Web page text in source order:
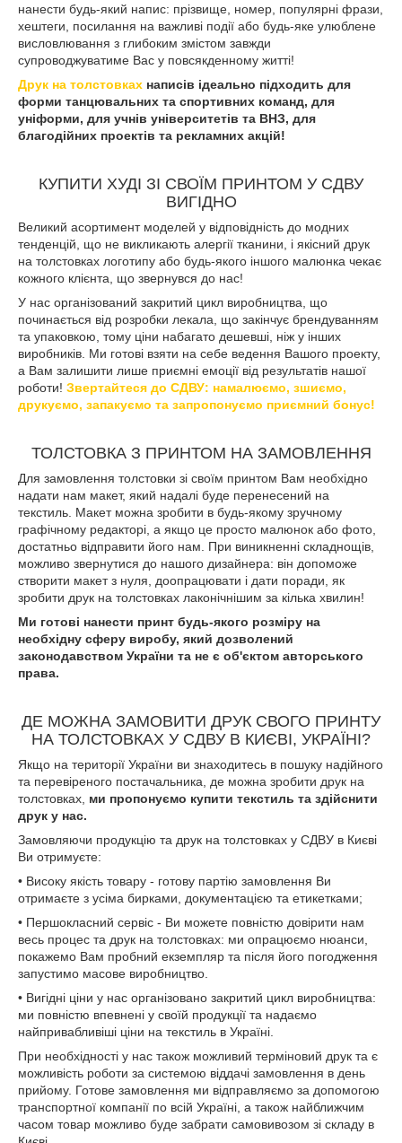
нанести будь-який напис: прізвище, номер, популярні фрази,
хештеги, посилання на важливі події або будь-яке улюблене
висловлювання з глибоким змістом завжди
супроводжуватиме Вас у повсякденному житті!
Друк на толстовках написів ідеально підходить для
форми танцювальних та спортивних команд, для
уніформи, для учнів університетів та ВНЗ, для
благодійних проектів та рекламних акцій!
КУПИТИ ХУДІ ЗІ СВОЇМ ПРИНТОМ У СДВУ
ВИГІДНО
Великий асортимент моделей у відповідність до модних
тенденцій, що не викликають алергії тканини, і якісний друк
на толстовках логотипу або будь-якого іншого малюнка чекає
кожного клієнта, що звернувся до нас!
У нас організований закритий цикл виробництва, що
починається від розробки лекала, що закінчує брендуванням
та упаковкою, тому ціни набагато дешевші, ніж у інших
виробників. Ми готові взяти на себе ведення Вашого проекту,
а Вам залишити лише приємні емоції від результатів нашої
роботи! Звертайтеся до СДВУ: намалюємо, зшиємо,
друкуємо, запакуємо та запропонуємо приємний бонус!
ТОЛСТОВКА З ПРИНТОМ НА ЗАМОВЛЕННЯ
Для замовлення толстовки зі своїм принтом Вам необхідно
надати нам макет, який надалі буде перенесений на
текстиль. Макет можна зробити в будь-якому зручному
графічному редакторі, а якщо це просто малюнок або фото,
достатньо відправити його нам. При виникненні складнощів,
можливо звернутися до нашого дизайнера: він допоможе
створити макет з нуля, доопрацювати і дати поради, як
зробити друк на толстовках лаконічнішим за кілька хвилин!
Ми готові нанести принт будь-якого розміру на
необхідну сферу виробу, який дозволений
законодавством України та не є об'єктом авторського
права.
ДЕ МОЖНА ЗАМОВИТИ ДРУК СВОГО ПРИНТУ
НА ТОЛСТОВКАХ У СДВУ В КИЄВІ, УКРАЇНІ?
Якщо на території України ви знаходитесь в пошуку надійного
та перевіреного постачальника, де можна зробити друк на
толстовках, ми пропонуємо купити текстиль та здійснити
друк у нас.
Замовляючи продукцію та друк на толстовках у СДВУ в Києві
Ви отримуєте:
• Високу якість товару - готову партію замовлення Ви
отримаєте з усіма бирками, документацією та етикетками;
• Першокласний сервіс - Ви можете повністю довірити нам
весь процес та друк на толстовках: ми опрацюємо нюанси,
покажемо Вам пробний екземпляр та після його погодження
запустимо масове виробництво.
• Вигідні ціни у нас організовано закритий цикл виробництва:
ми повністю впевнені у своїй продукції та надаємо
найпривабливіші ціни на текстиль в Україні.
При необхідності у нас також можливий терміновий друк та є
можливість роботи за системою віддачі замовлення в день
прийому. Готове замовлення ми відправляємо за допомогою
транспортної компанії по всій Україні, а також найближчим
часом товар можливо буде забрати самовивозом зі складу в